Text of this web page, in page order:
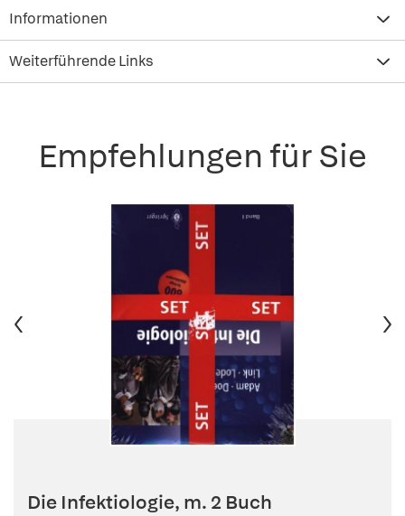
Informationen
Weiterführende Links
Empfehlungen für Sie
Die Infektiologie, m. 2 Buch